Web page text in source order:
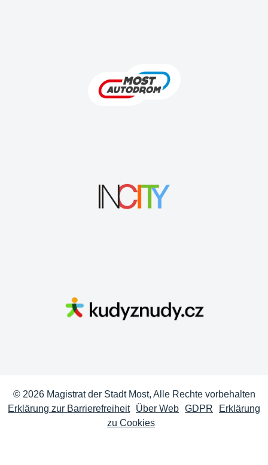
© 2026 Magistrat der Stadt Most, Alle Rechte vorbehalten
Erklärung zur Barrierefreiheit
Über Web GDPR
Erklärung
zu Cookies